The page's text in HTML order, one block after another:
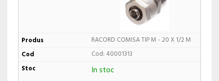
RACORD COMISA TIP M - 20 X 1/2 M
Cod: 40001313
In stoc